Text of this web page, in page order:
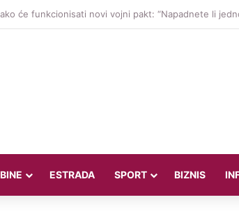
oštro o SAD-u: Oni su kolonijalna i kriminalna
ESTRADA SPORT BIZNIS